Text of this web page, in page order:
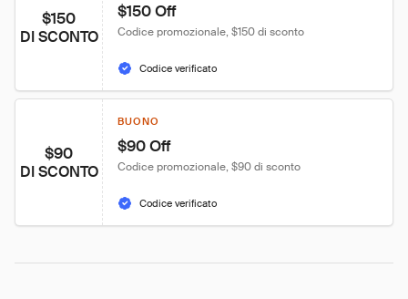
$150
DI SCONTO
$150 Off
Codice promozionale, $150 di sconto
Codice verificato
$90
DI SCONTO
BUONO
$90 Off
Codice promozionale, $90 di sconto
Codice verificato